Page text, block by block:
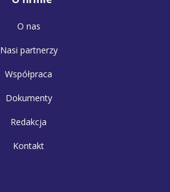
O nas
Nasi partnerzy
Współpraca
Dokumenty
Redakcja
Kontakt